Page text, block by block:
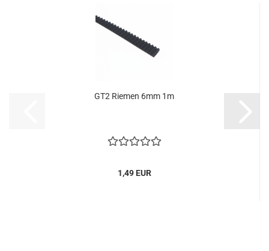
GT2 Riemen 6mm 1m
1,49 EUR